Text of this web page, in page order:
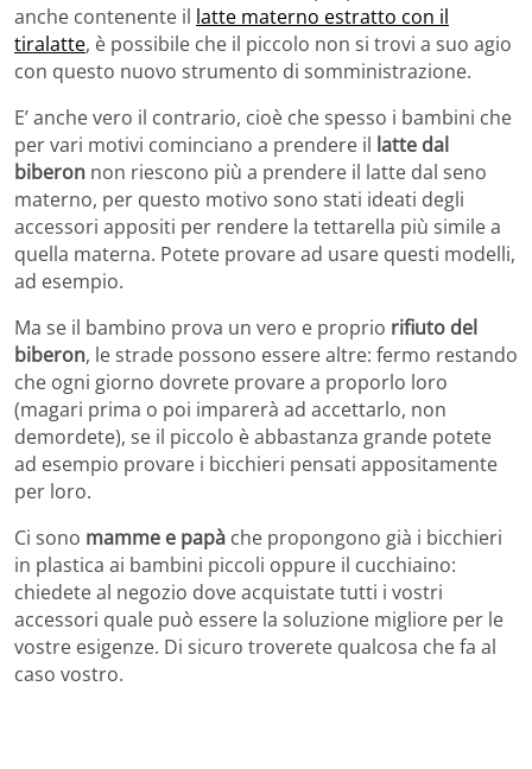
anche contenente il latte materno estratto con il
tiralatte, è possibile che il piccolo non si trovi a suo agio
con questo nuovo strumento di somministrazione.
E’ anche vero il contrario, cioè che spesso i bambini che
per vari motivi cominciano a prendere il latte dal
biberon non riescono più a prendere il latte dal seno
materno, per questo motivo sono stati ideati degli
accessori appositi per rendere la tettarella più simile a
quella materna. Potete provare ad usare questi modelli,
ad esempio.
Ma se il bambino prova un vero e proprio rifiuto del
biberon, le strade possono essere altre: fermo restando
che ogni giorno dovrete provare a proporlo loro
(magari prima o poi imparerà ad accettarlo, non
demordete), se il piccolo è abbastanza grande potete
ad esempio provare i bicchieri pensati appositamente
per loro.
Ci sono mamme e papà che propongono già i bicchieri
in plastica ai bambini piccoli oppure il cucchiaino:
chiedete al negozio dove acquistate tutti i vostri
accessori quale può essere la soluzione migliore per le
vostre esigenze. Di sicuro troverete qualcosa che fa al
caso vostro.